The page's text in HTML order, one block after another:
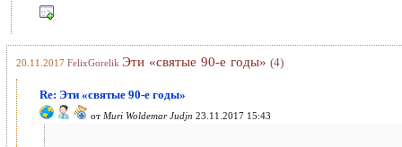
20.11.2017 FelixGorelik Эти «святые 90-е годы» (4)
Re: Эти «святые 90-е годы»
от Muri Woldemar Judjn 23.11.2017 15:43